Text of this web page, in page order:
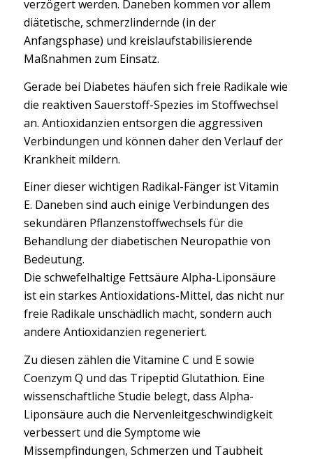
verzögert werden. Daneben kommen vor allem
diätetische, schmerzlindernde (in der
Anfangsphase) und kreislaufstabilisierende
Maßnahmen zum Einsatz.
Gerade bei Diabetes häufen sich freie Radikale wie
die reaktiven Sauerstoff-Spezies im Stoffwechsel
an. Antioxidanzien entsorgen die aggressiven
Verbindungen und können daher den Verlauf der
Krankheit mildern.
Einer dieser wichtigen Radikal-Fänger ist Vitamin
E. Daneben sind auch einige Verbindungen des
sekundären Pflanzenstoffwechsels für die
Behandlung der diabetischen Neuropathie von
Bedeutung.
Die schwefelhaltige Fettsäure Alpha-Liponsäure
ist ein starkes Antioxidations-Mittel, das nicht nur
freie Radikale unschädlich macht, sondern auch
andere Antioxidanzien regeneriert.
Zu diesen zählen die Vitamine C und E sowie
Coenzym Q und das Tripeptid Glutathion. Eine
wissenschaftliche Studie belegt, dass Alpha-
Liponsäure auch die Nervenleitgeschwindigkeit
verbessert und die Symptome wie
Missempfindungen, Schmerzen und Taubheit